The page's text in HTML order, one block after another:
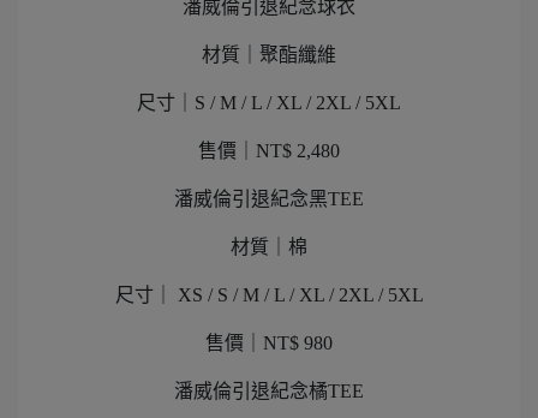
潘威倫引退紀念球衣
材質｜聚酯纖維
尺寸｜S / M / L / XL / 2XL / 5XL
售價｜NT$ 2,480
潘威倫引退紀念黑TEE
材質｜棉
尺寸｜ XS / S / M / L / XL / 2XL / 5XL
售價｜NT$ 980
潘威倫引退紀念橘TEE